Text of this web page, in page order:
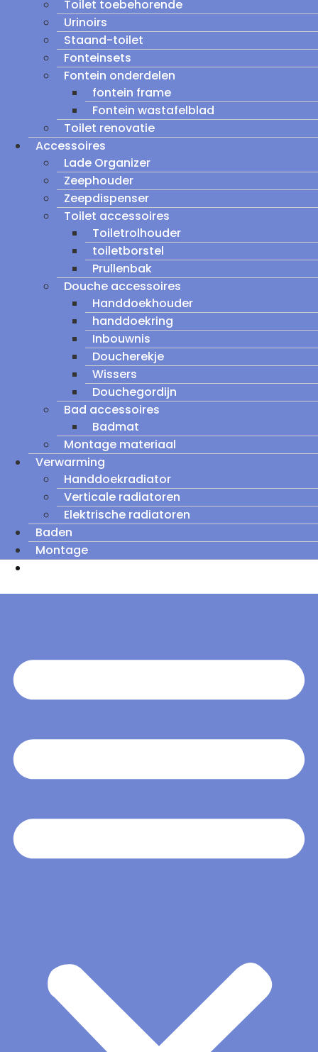
Toilet toebehorende
Urinoirs
Staand-toilet
Fonteinsets
Fontein onderdelen
fontein frame
Fontein wastafelblad
Toilet renovatie
Accessoires
Lade Organizer
Zeephouder
Zeepdispenser
Toilet accessoires
Toiletrolhouder
toiletborstel
Prullenbak
Douche accessoires
Handdoekhouder
handdoekring
Inbouwnis
Doucherekje
Wissers
Douchegordijn
Bad accessoires
Badmat
Montage materiaal
Verwarming
Handdoekradiator
Verticale radiatoren
Elektrische radiatoren
Baden
Montage